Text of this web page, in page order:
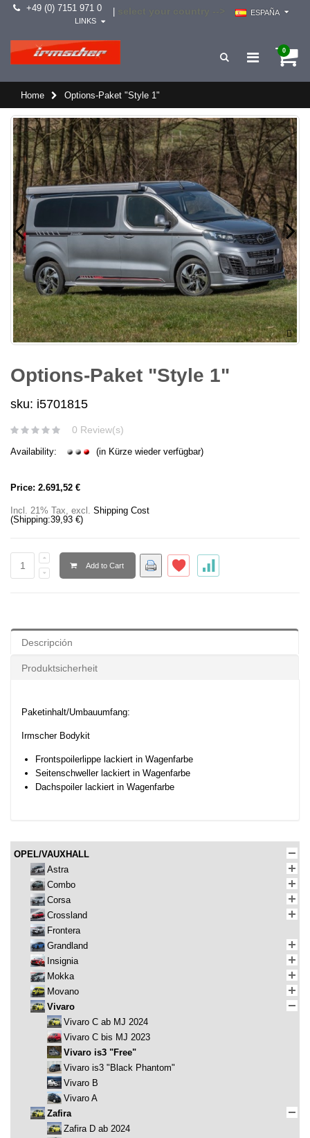
+49 (0) 7151 971 0
ESPAÑA
LINKS
0
Home Options-Paket "Style 1"
Options-Paket "Style 1"
sku: i5701815
0 Review(s)
Availability: (in Kürze wieder verfügbar)
Price: 2.691,52 €
Incl. 21% Tax, excl. Shipping Cost
(Shipping:39,93 €)
Add to Cart
Descripción
Produktsicherheit
Paketinhalt/Umbauumfang:
Irmscher Bodykit
Frontspoilerlippe lackiert in Wagenfarbe
Seitenschweller lackiert in Wagenfarbe
Dachspoiler lackiert in Wagenfarbe
OPEL/VAUXHALL
Astra
Combo
Corsa
Crossland
Frontera
Grandland
Insignia
Mokka
Movano
Vivaro
Vivaro C ab MJ 2024
Vivaro C bis MJ 2023
Vivaro is3 "Free"
Vivaro is3 "Black Phantom"
Vivaro B
Vivaro A
Zafira
Zafira D ab 2024